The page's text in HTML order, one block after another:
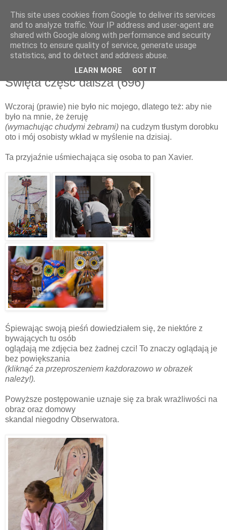
poniedziałek, 10 października 2011
Święta część dalsza (696)
Wczoraj (prawie) nie było nic mojego, dlatego też: aby nie
było na mnie, że żeruję
(wymachując chudymi żebrami) na cudzym tłustym dorobku
oto i mój osobisty wkład w myślenie na dzisiaj.
Ta przyjaźnie uśmiechająca się osoba to pan Xavier.
Śpiewając swoją pieśń dowiedziałem się, że niektóre z
bywających tu osób
oglądają me zdjęcia bez żadnej czci! To znaczy oglądają je
bez powiększania
(kliknąć za przeproszeniem każdorazowo w obrazek
należy!).
Powyższe postępowanie uznaje się za brak wrażliwości na
obraz oraz domowy
skandal niegodny Obserwatora.
This site uses cookies from Google to deliver its services
and to analyze traffic. Your IP address and user-agent are
shared with Google along with performance and security
metrics to ensure quality of service, generate usage
statistics, and to detect and address abuse.
LEARN MORE GOT IT